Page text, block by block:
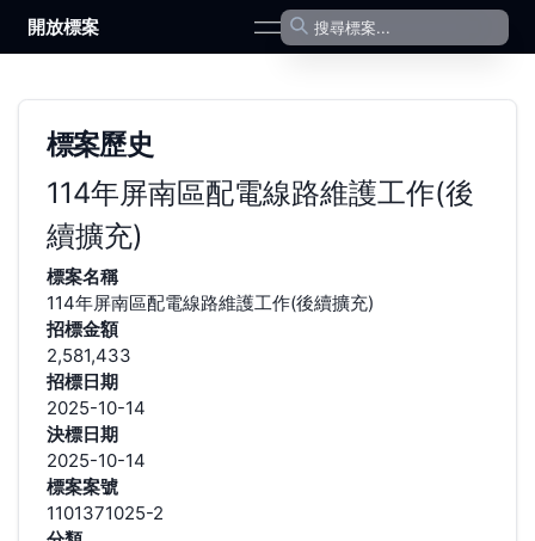
開放標案 open navigation menu
標案歷史
114年屏南區配電線路維護工作(後
續擴充)
標案名稱
114年屏南區配電線路維護工作(後續擴充)
招標金額
2,581,433
招標日期
2025-10-14
決標日期
2025-10-14
標案案號
1101371025-2